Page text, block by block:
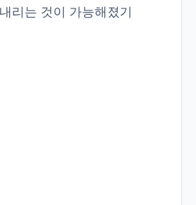
리는 것이 가능해졌기